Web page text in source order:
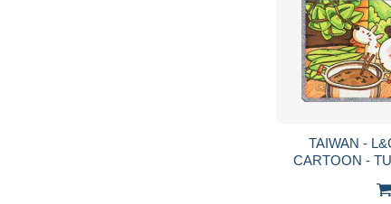
TAIWAN -
CARTOON -